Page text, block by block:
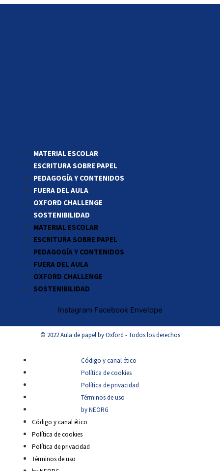
MATERIAL ESCOLAR
ESCRITURA SOBRE PAPEL
PEDAGOGÍA Y CONTENIDOS
FUERA DEL AULA
OXFORD CHALLENGE
SOSTENIBILIDAD
MATERIAL ESCOLAR
ESCRITURA SOBRE PAPEL
PEDAGOGÍA Y CONTENIDOS
FUERA DEL AULA
OXFORD CHALLENGE
SOSTENIBILIDAD
Instagram Facebook Envelope
© 2022 Aula de papel by Oxford - Todos los derechos
Código y canal ético
Política de cookies
Política de privacidad
Términos de uso
by NEORG
Código y canal ético
Política de cookies
Política de privacidad
Términos de uso